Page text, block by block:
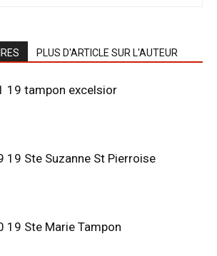
PLUS D'ARTICLE SUR L'AUTEUR
19 tampon excelsior
19 Ste Suzanne St Pierroise
19 Ste Marie Tampon